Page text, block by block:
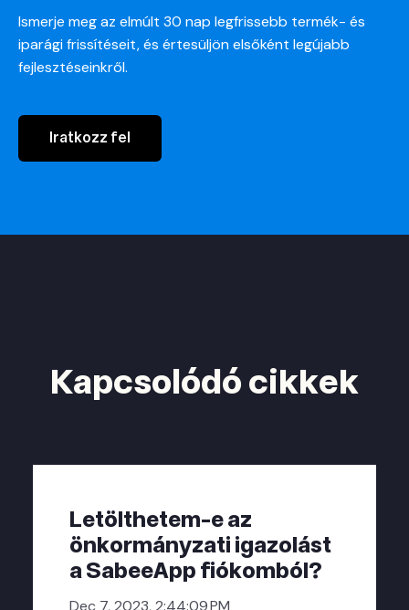
Ismerje meg az elmúlt 30 nap legfrissebb termék- és
iparági frissítéseit, és értesüljön elsőként legújabb
fejlesztéseinkről.
Iratkozz fel
Kapcsolódó cikkek
Letölthetem-e az
önkormányzati igazolást
a SabeeApp fiókomból?
Dec 7, 2023, 2:44:09 PM